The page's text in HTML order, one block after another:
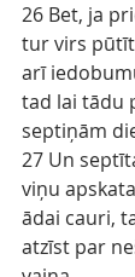
26 Bet, ja
tur virs
arī
tad lai tādu
septiņām
27 Un
viņu
ādai cauri,
atzīst par